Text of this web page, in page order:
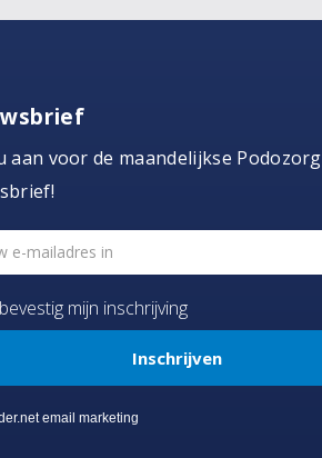
aan voor de maandelijkse Podozorg